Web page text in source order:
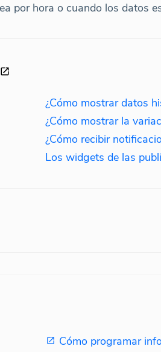
por hora o cuando los datos
¿Cómo mostrar datos
¿Cómo mostrar la
Cómo programar